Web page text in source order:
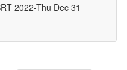
2022-Thu Dec 31